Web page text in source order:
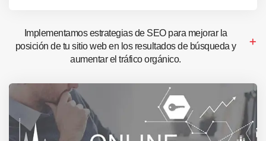
Implementamos estrategias de SEO para mejorar la
posición de tu sitio web en los resultados de búsqueda y
aumentar el tráfico orgánico.